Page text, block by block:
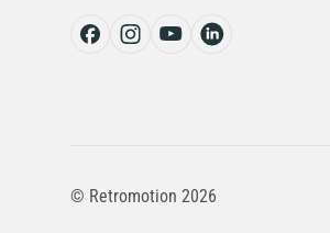
© Retromotion 2026